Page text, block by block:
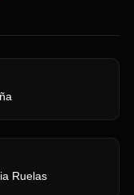
Ruelas